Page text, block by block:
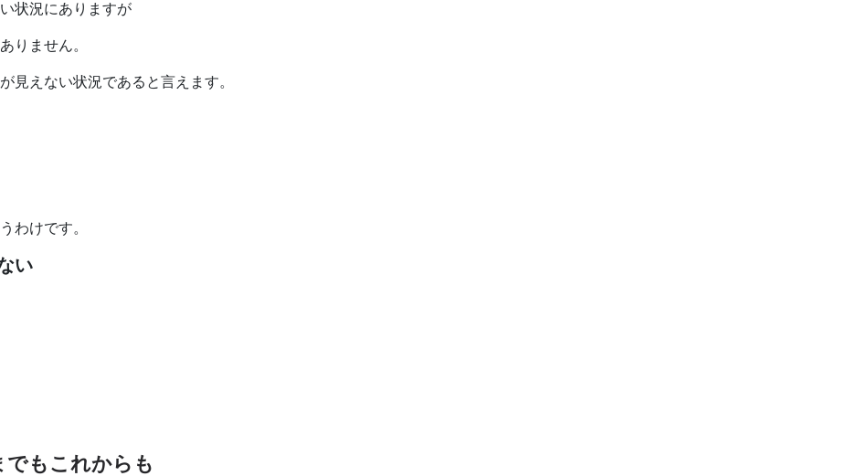
状況にありますが
りません。
見えない状況であると言えます。
わけです。
い
でもこれからも